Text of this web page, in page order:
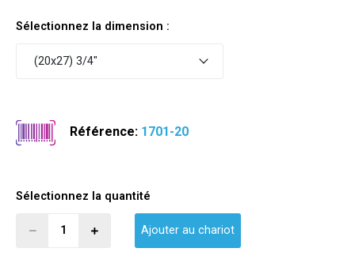
Sélectionnez la dimension :
(20x27) 3/4"
Référence: 1701-20
Sélectionnez la quantité
Ajouter au chariot